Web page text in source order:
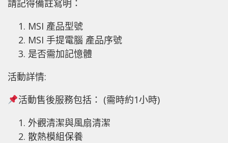
請記得備註寫明：
MSI 產品型號
MSI 手提電腦 產品序號
是否需加記憶體
活動詳情:
活動售後服務包括： (需時約1小時)
外觀清潔與風扇清潔
散熱模組保養